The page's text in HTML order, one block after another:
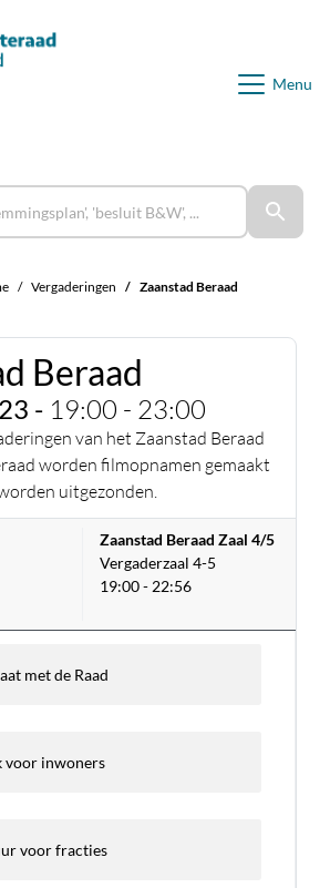
Menu
Vergaderingen Zaanstad Beraad
Beraad
- 19:00 - 23:00
van het Zaanstad Beraad
worden filmopnamen gemaakt
uitgezonden.
Zaanstad Beraad Zaal 4/5
Vergaderzaal 4-5
19:00 - 22:56
met de Raad
voor inwoners
voor fracties